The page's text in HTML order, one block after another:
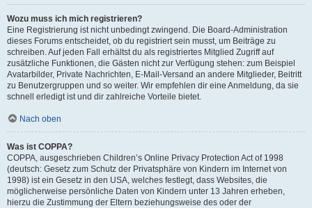
Wozu muss ich mich registrieren?
Eine Registrierung ist nicht unbedingt zwingend. Die Board-Administration
dieses Forums entscheidet, ob du registriert sein musst, um Beiträge zu
schreiben. Auf jeden Fall erhältst du als registriertes Mitglied Zugriff auf
zusätzliche Funktionen, die Gästen nicht zur Verfügung stehen: zum Beispiel
Avatarbilder, Private Nachrichten, E-Mail-Versand an andere Mitglieder, Beitritt
zu Benutzergruppen und so weiter. Wir empfehlen dir eine Anmeldung, da sie
schnell erledigt ist und dir zahlreiche Vorteile bietet.
Nach oben
Was ist COPPA?
COPPA, ausgeschrieben Children’s Online Privacy Protection Act of 1998
(deutsch: Gesetz zum Schutz der Privatsphäre von Kindern im Internet von
1998) ist ein Gesetz in den USA, welches festlegt, dass Websites, die
möglicherweise persönliche Daten von Kindern unter 13 Jahren erheben,
hierzu die Zustimmung der Eltern beziehungsweise des oder der